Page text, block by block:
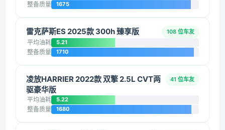
整备质量 1675
雷克萨斯ES 2025款 300h 臻享版 108 位车友
平均油耗 5.21
整备质量 1710
凌放HARRIER 2022款 双擎 2.5L CVT两
驱豪华版
41 位车友
平均油耗 5.22
整备质量 1680